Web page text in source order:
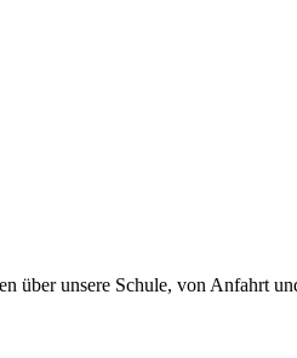
über unsere Schule, von Anfahrt